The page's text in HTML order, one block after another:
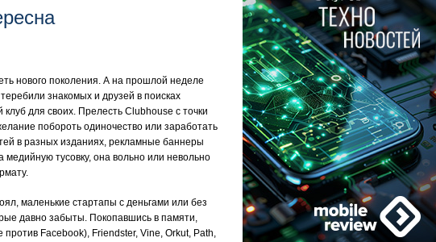
нового поколения. А на прошлой неделе
знакомых и друзей в поисках
для своих. Прелесть Clubhouse с точки
побороть одиночество или заработать
в разных изданиях, рекламные баннеры
медийную тусовку, она вольно или невольно
маленькие стартапы с деньгами или без
давно забыты. Покопавшись в памяти,
Facebook), Friendster, Vine, Orkut, Path,